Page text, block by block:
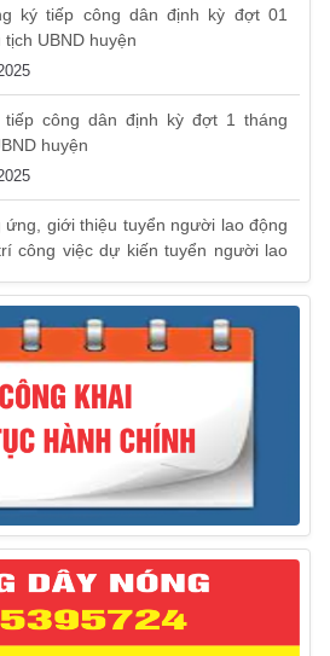
UBND huyện
tiếp công dân định kỳ đợt 1 tháng
huyện
ứng, giới thiệu tuyển người lao động
công việc dự kiến tuyển người lao
cờ Tổ quốc nhân kỷ niệm 50 năm
Yên (01/4/1975 – 01/4/2025)
thiệu, cung ứng lao động Việt Nam
International Engineering Co.,Ltd
ký tiếp công dân định kỳ đợt 02
UBND huyện
tác của Chủ tịch, các Phó Chủ